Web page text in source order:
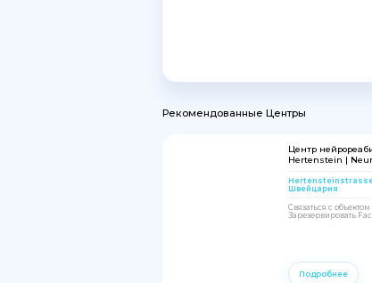
Рекомендованные Центры
Центр
Hertenstein |
Hertensteinstrasse
Швейцария
Связаться с
Зарезервировать
Подробнее